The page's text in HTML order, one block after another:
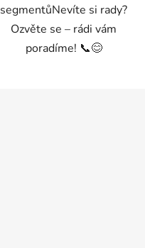
segmentůNevíte si rady?
Ozvěte se – rádi vám
poradíme! 📞😊